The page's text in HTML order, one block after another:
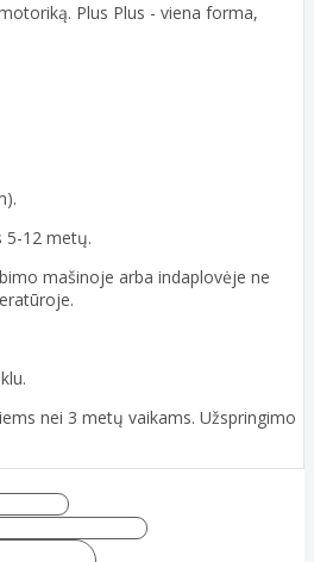
Plus Plus - viena forma,
5-12 metų.
mašinoje arba indaplovėje ne
nei 3 metų vaikams. Užspringimo